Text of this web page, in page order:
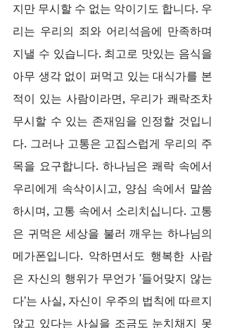
지만 무시할 수 없는 악이기도 합니다. 우
리는 우리의 죄와 어리석음에 만족하며
지낼 수 있습니다. 최고로 맛있는 음식을
아무 생각 없이 퍼먹고 있는 대식가를 본
적이 있는 사람이라면, 우리가 쾌락조차
무시할 수 있는 존재임을 인정할 것입니
다. 그러나 고통은 고집스럽게 우리의 주
목을 요구합니다. 하나님은 쾌락 속에서
우리에게 속삭이시고, 양심 속에서 말씀
하시며, 고통 속에서 소리치십니다. 고통
은 귀먹은 세상을 불러 깨우는 하나님의
메가폰입니다. 악하면서도 행복한 사람
은 자신의 행위가 무언가 '들어맞지 않는
다'는 사실, 자신이 우주의 법칙에 따르지
않고 있다는 사실을 조금도 눈치채지 못